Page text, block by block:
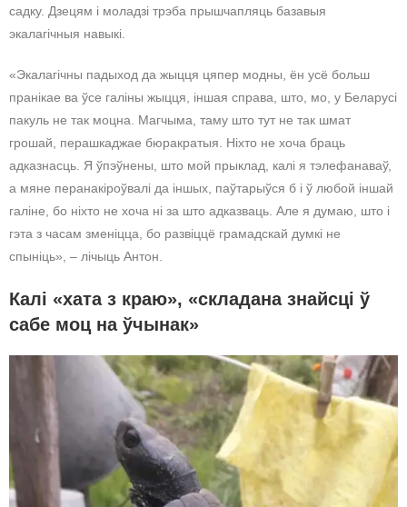
садку. Дзецям і моладзі трэба прышчапляць базавыя
экалагічныя навыкі.
«Экалагічны падыход да жыцця цяпер модны, ён усё больш
пранікае ва ўсе галіны жыцця, іншая справа, што, мо, у Беларусі
пакуль не так моцна. Магчыма, таму што тут не так шмат
грошай, перашкаджае бюракратыя. Ніхто не хоча браць
адказнасць. Я ўпэўнены, што мой прыклад, калі я тэлефанаваў,
а мяне перанакіроўвалі да іншых, паўтарыўся б і ў любой іншай
галіне, бо ніхто не хоча ні за што адказваць. Але я думаю, што і
гэта з часам зменіцца, бо развіццё грамадскай думкі не
спыніць», – лічыць Антон.
Калі «хата з краю», «складана знайсці ў
сабе моц на ўчынак»